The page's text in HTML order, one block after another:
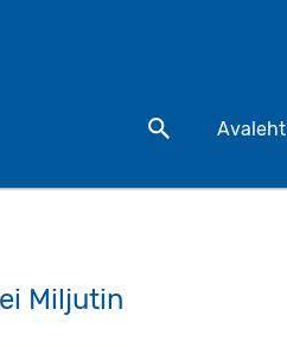
Otsi toodetAvaleht
Miljutin